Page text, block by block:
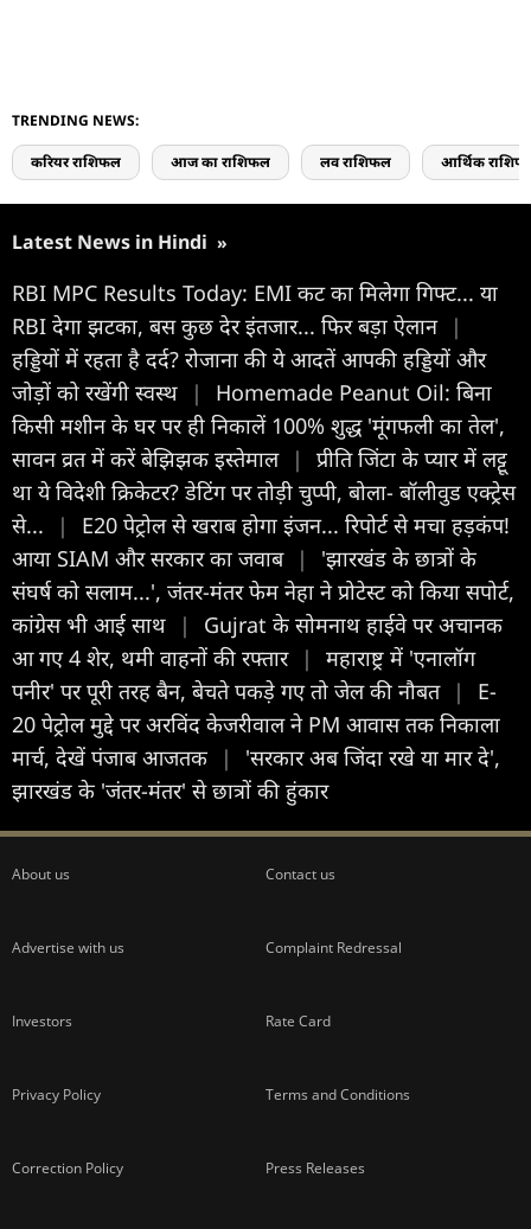
TRENDING NEWS:
करियर राशिफल आज का राशिफल लव राशिफल आर्थिक
Latest News in Hindi »
RBI MPC Results Today: EMI कट का मिलेगा गिफ्ट... या
RBI देगा झटका, बस कुछ देर इंतजार... फिर बड़ा ऐलान |
हड्डियों में रहता है दर्द? रोजाना की ये आदतें आपकी हड्डियों और
जोड़ों को रखेंगी स्वस्थ
|
Homemade Peanut Oil: बिना
किसी मशीन के घर पर ही निकालें 100% शुद्ध 'मूंगफली का तेल',
सावन व्रत में करें बेझिझक इस्तेमाल |
प्रीति जिंटा के प्यार में लट्टू
था ये विदेशी क्रिकेटर? डेटिंग पर तोड़ी चुप्पी, बोला- बॉलीवुड एक्ट्रेस
से...
|
E20 पेट्रोल से खराब होगा इंजन... रिपोर्ट से मचा हड़कंप!
आया SIAM और सरकार का जवाब |
'झारखंड के छात्रों के
संघर्ष को सलाम...', जंतर-मंतर फेम नेहा ने प्रोटेस्ट को किया सपोर्ट,
कांग्रेस भी आई साथ
|
Gujrat के सोमनाथ हाईवे पर अचानक
आ गए 4 शेर, थमी वाहनों की रफ्तार |
महाराष्ट्र में 'एनालॉग
पनीर' पर पूरी तरह बैन, बेचते पकड़े गए तो जेल की नौबत |
E-
20 पेट्रोल मुद्दे पर अरविंद केजरीवाल ने PM आवास तक निकाला
मार्च, देखें पंजाब आजतक
|
'सरकार अब जिंदा रखे या मार दे',
झारखंड के 'जंतर-मंतर' से छात्रों की हुंकार
About us Contact us
Advertise with us Complaint Redressal
Investors Rate Card
Privacy Policy Terms and Conditions
Correction Policy Press Releases